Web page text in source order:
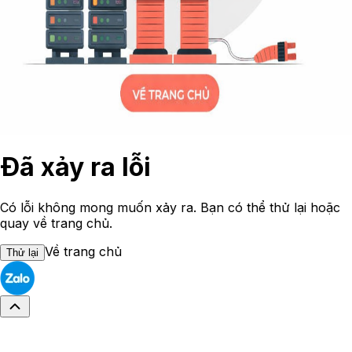
Đã xảy ra lỗi
Có lỗi không mong muốn xảy ra. Bạn có thể thử lại hoặc
quay về trang chủ.
Thử lại Về trang chủ